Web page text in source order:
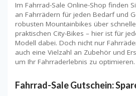
Im Fahrrad-Sale Online-Shop finden
an Fahrrädern für jeden Bedarf und
robusten Mountainbikes über
praktischen City-Bikes – hier ist für
Modell dabei. Doch nicht nur
auch eine Vielzahl an Zubehör und
um Ihr Fahrraderlebnis zu optimieren.
Fahrrad-Sale Gutschein: